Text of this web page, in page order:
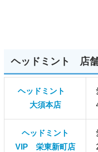
ヘッドミント 店
ヘッドミント
大須本店
ヘッドミント
VIP 栄東新町店